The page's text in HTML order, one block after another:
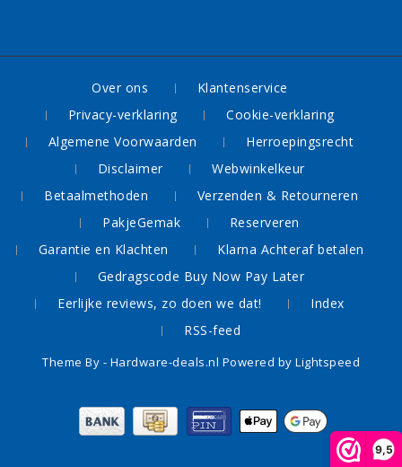
9,5
Over ons
Klantenservice
Privacy-verklaring
Cookie-verklaring
Algemene Voorwaarden
Herroepingsrecht
Disclaimer
Webwinkelkeur
Betaalmethoden
Verzenden & Retourneren
PakjeGemak
Reserveren
Garantie en Klachten
Klarna Achteraf betalen
Gedragscode Buy Now Pay Later
Eerlijke reviews, zo doen we dat!
Index
RSS-feed
Theme By - Hardware-deals.nl Powered by Lightspeed